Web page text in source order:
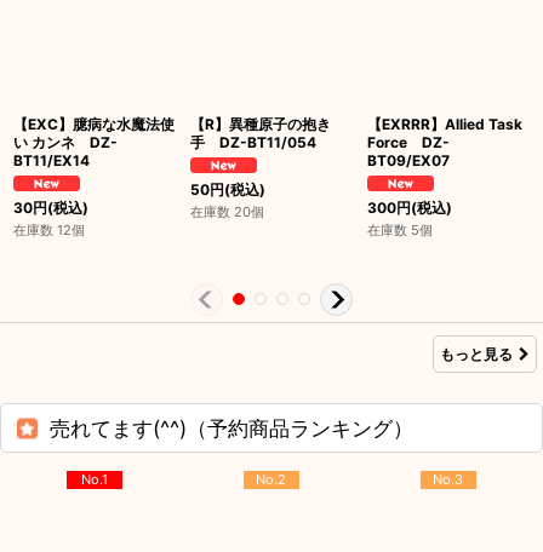
【EXC】臆病な水魔法使
い カンネ DZ-
BT11/EX14
30円(税込)
在庫数 12個
【R】異種原子の抱き
手 DZ-BT11/054
50円(税込)
在庫数 20個
【EXRRR】Allied Task
Force DZ-
BT09/EX07
300円(税込)
在庫数 5個
もっと見る
売れてます(^^)（予約商品ランキング）
No.1 No.2 No.3